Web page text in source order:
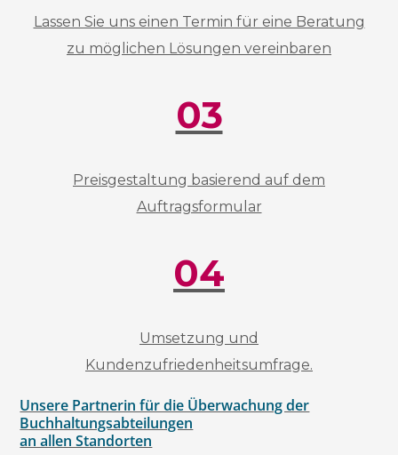
Lassen Sie uns einen Termin für eine Beratung
zu möglichen Lösungen vereinbaren
03
Preisgestaltung basierend auf dem
Auftragsformular
04
Umsetzung und
Kundenzufriedenheitsumfrage.
Unsere Partnerin für die Überwachung der
Buchhaltungsabteilungen
an allen Standorten